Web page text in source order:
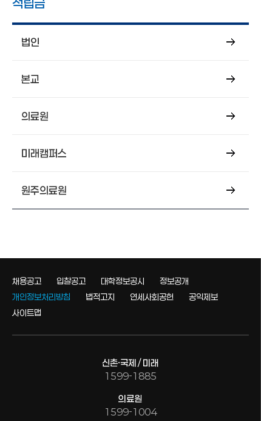
법인
본교
의료원
미래캠퍼스
원주의료원
채용공고 입찰공고 대학정보공시
정보공개
개인정보처리방침
법적고지 연세사회공헌
공익제보
사이트맵
신촌·국제 / 미래
1599-1885
의료원
1599-1004